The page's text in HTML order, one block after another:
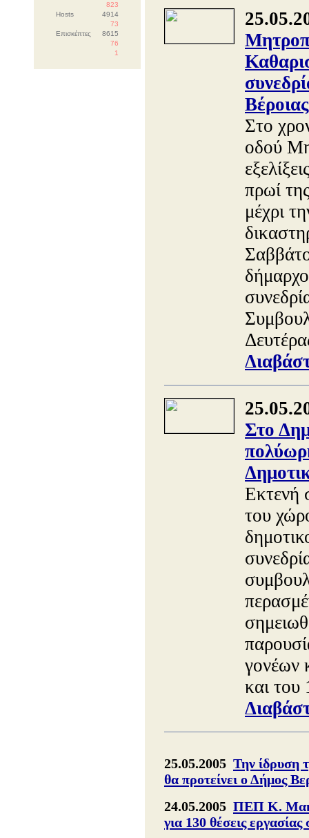
823
Hosts
4914
73
Επισκέπτες
8615
76
1
Βέροιας
Στο
οδού
πρωί
μέχρι
Στο
Εκτενή
του
γονέων
και του
25.05.2005 Την ίδρυση
θα προτείνει ο Δήμος
24.05.2005 ΠΕΠ Κ.
για 130 θέσεις